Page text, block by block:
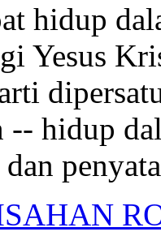
hidup
Yesus
hidup